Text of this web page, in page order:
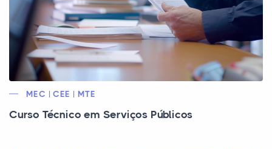
MEC | CEE | MTE
Curso Técnico em Serviços Públicos